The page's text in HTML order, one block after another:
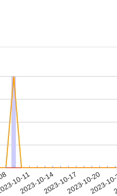
10-11
2023-10-142023-10-172023-10-20
2023-